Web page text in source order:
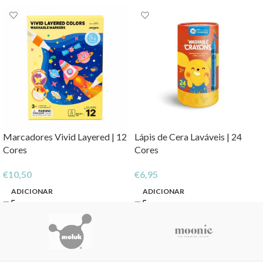
Marcadores Vivid Layered | 12
Cores
€10,50
ADICIONAR
Lápis de Cera Laváveis | 24
Cores
€6,95
ADICIONAR